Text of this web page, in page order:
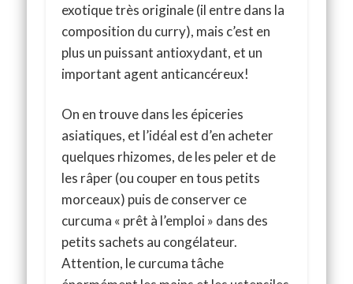
exotique très originale (il entre dans la
composition du curry), mais c’est en
plus un puissant antioxydant, et un
important agent anticancéreux!
On en trouve dans les épiceries
asiatiques, et l’idéal est d’en acheter
quelques rhizomes, de les peler et de
les râper (ou couper en tous petits
morceaux) puis de conserver ce
curcuma « prêt à l’emploi » dans des
petits sachets au congélateur.
Attention, le curcuma tâche